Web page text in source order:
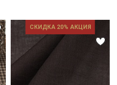
СКИДКА 20% АКЦИЯ